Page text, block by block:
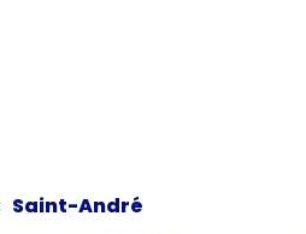
Saint-André